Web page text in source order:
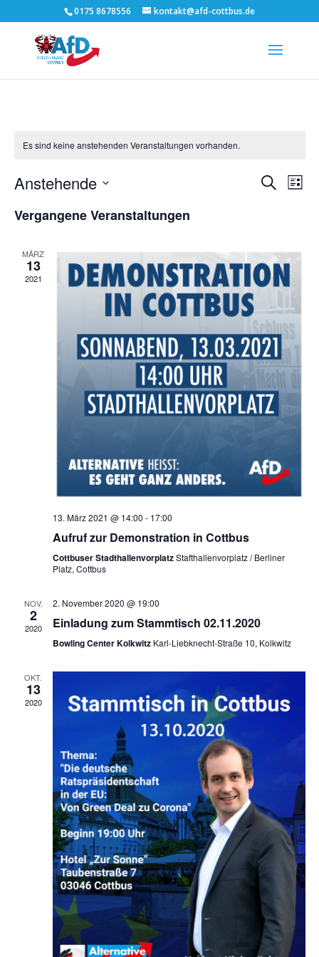
0175 8678556 kontakt@afd-cottbus.de
Es sind keine anstehenden Veranstaltungen vorhanden.
SucheListe
Anstehende
wählen.
Vergangene Veranstaltungen
MÄRZ
13
2021
13. März 2021 @ 14:00 - 17:00
Aufruf zur Demonstration in Cottbus
Cottbuser StadthallenvorplatzStafthallenvorplatz / Berliner
Platz, Cottbus
NOV.
2
2020
2. November 2020 @ 19:00
Einladung zum Stammtisch 02.11.2020
Bowling Center Kolkwitz Karl-Liebknecht-Straße 10, Kolkwitz
OKT.
13
2020